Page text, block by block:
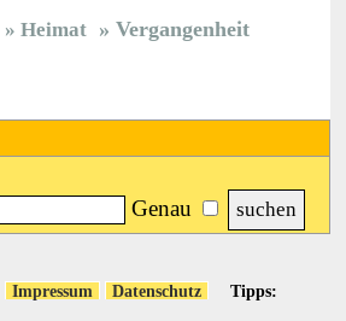
Heimat Vergangenheit
Genau
Impressum Datenschutz Tipps: